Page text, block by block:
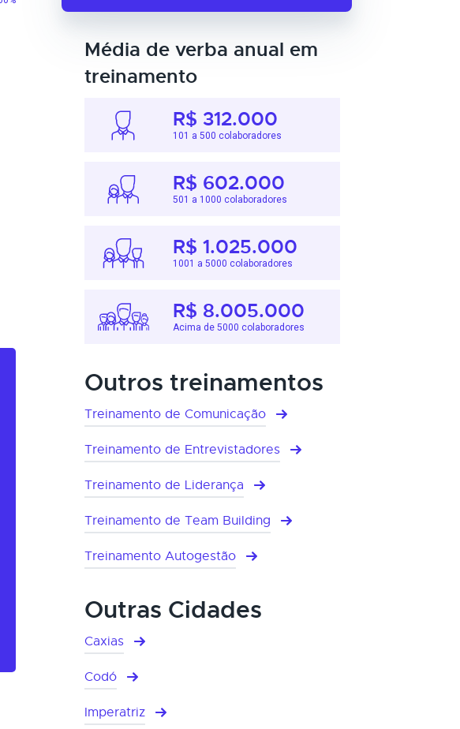
Média de verba anual em
treinamento
R$ 312.000
101 a 500 colaboradores
R$ 602.000
501 a 1000 colaboradores
R$ 1.025.000
1001 a 5000 colaboradores
R$ 8.005.000
Acima de 5000 colaboradores
Outros treinamentos
Treinamento de Comunicação
Treinamento de Entrevistadores
Treinamento de Liderança
Treinamento de Team Building
Treinamento Autogestão
Outras Cidades
Caxias
Codó
Imperatriz